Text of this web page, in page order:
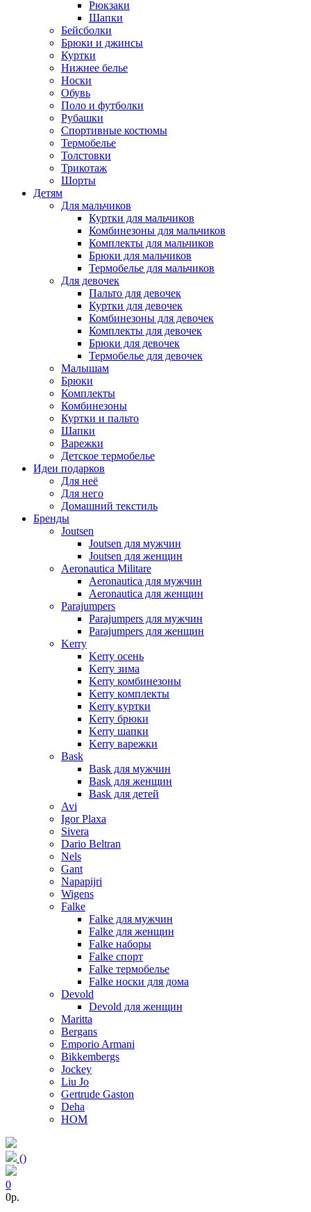
Рюкзаки
Шапки
Бейсболки
Брюки и джинсы
Куртки
Нижнее белье
Носки
Обувь
Поло и футболки
Рубашки
Спортивные костюмы
Термобелье
Толстовки
Трикотаж
Шорты
Детям
Для мальчиков
Куртки для мальчиков
Комбинезоны для мальчиков
Комплекты для мальчиков
Брюки для мальчиков
Термобелье для мальчиков
Для девочек
Пальто для девочек
Куртки для девочек
Комбинезоны для девочек
Комплекты для девочек
Брюки для девочек
Термобелье для девочек
Малышам
Брюки
Комплекты
Комбинезоны
Куртки и пальто
Шапки
Варежки
Детское термобелье
Идеи подарков
Для неё
Для него
Домашний текстиль
Бренды
Joutsen
Joutsen для мужчин
Joutsen для женщин
Aeronautica Militare
Aeronautica для мужчин
Aeronautica для женщин
Parajumpers
Parajumpers для мужчин
Parajumpers для женщин
Kerry
Kerry осень
Kerry зима
Kerry комбинезоны
Kerry комплекты
Kerry куртки
Kerry брюки
Kerry шапки
Kerry варежки
Bask
Bask для мужчин
Bask для женщин
Bask для детей
Avi
Igor Plaxa
Sivera
Dario Beltran
Nels
Gant
Napapijri
Wigens
Falke
Falke для мужчин
Falke для женщин
Falke наборы
Falke спорт
Falke термобелье
Falke носки для дома
Devold
Devold для женщин
Maritta
Bergans
Emporio Armani
Bikkembergs
Jockey
Liu Jo
Gertrude Gaston
Deha
HOM
()
0
0p.